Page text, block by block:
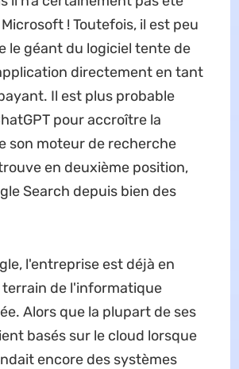
! Toutefois, il est peu
le géant du logiciel tente de
directement en tant
Il est plus probable
pour accroître la
son moteur de recherche
en deuxième position,
Search depuis bien des
l'entreprise est déjà en
de l'informatique
Alors que la plupart de ses
basés sur le cloud lorsque
encore des systèmes